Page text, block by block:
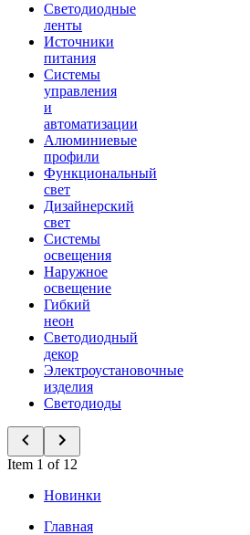
Светодиодные
ленты
Источники
питания
Системы
управления
и
автоматизации
Алюминиевые
профили
Функциональный
свет
Дизайнерский
свет
Системы
освещения
Наружное
освещение
Гибкий
неон
Светодиодный
декор
Электроустановочные
изделия
Светодиоды
Item 1 of 12
Новинки
Главная